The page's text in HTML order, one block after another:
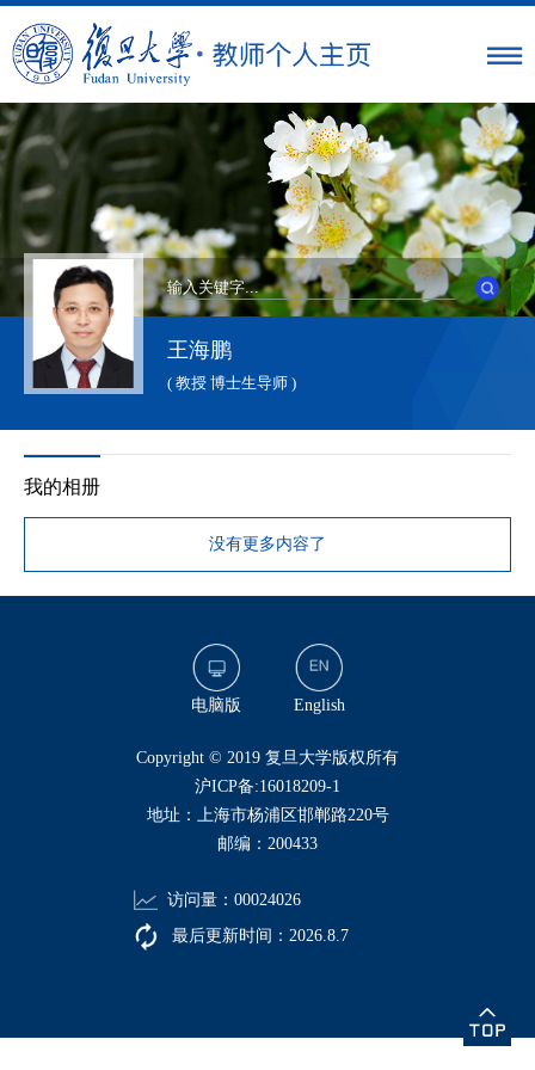
王海鹏
( 教授 博士生导师 )
我的相册
没有更多内容了
电脑版 English
​Copyright © 2019 复旦大学版权所有
沪ICP备:16018209-1
地址：上海市杨浦区邯郸路220号
邮编：200433
访问量： 00024026
最后更新时间： 2026 8 7